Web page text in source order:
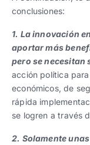
conclusiones:
1. La innovación
aportar más
pero se necesitan
acción política
económicos, de
rápida
se logren a través
2. Solamente